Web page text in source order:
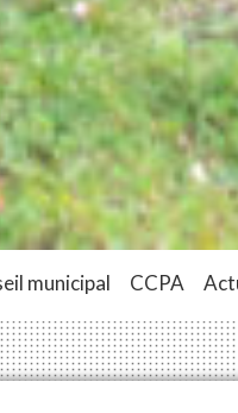
municipal CCPA